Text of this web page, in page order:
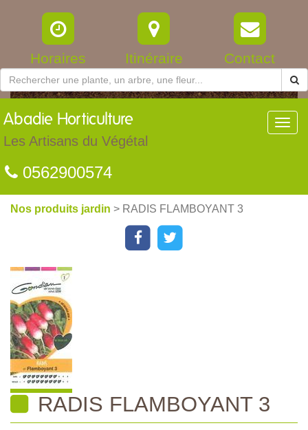
Horaires Itinéraire Contact
Abadie Horticulture
Les Artisans du Végétal
0562900574
Nos produits jardin > RADIS FLAMBOYANT 3
RADIS FLAMBOYANT 3